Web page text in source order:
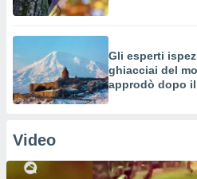
Gli esperti
ghiacciai del
approdò dopo
Video